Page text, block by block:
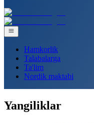
Hamkorlik
Talabalarga
Ta'lim
Nordik maktabi
Yangiliklar